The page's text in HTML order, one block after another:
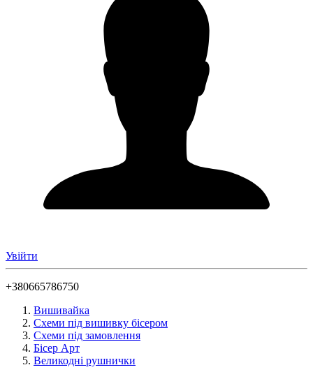
Увійти
+380665786750
Вишивайка
Схеми під вишивку бісером
Схеми під замовлення
Бісер Арт
Великодні рушнички